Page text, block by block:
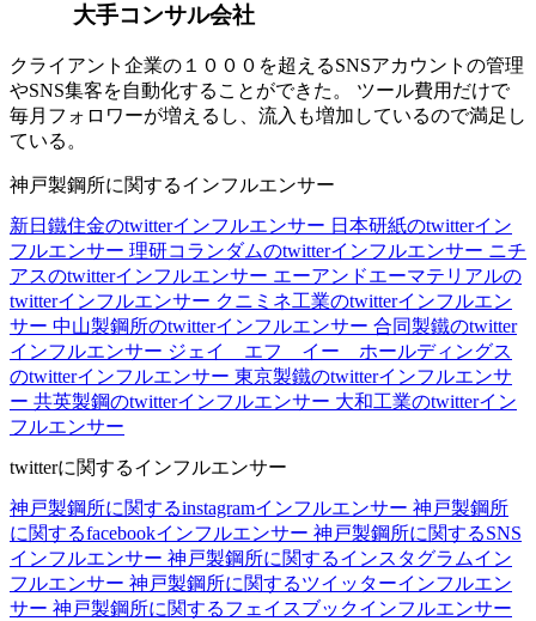
大手コンサル会社
クライアント企業の１０００を超えるSNSアカウントの管理
やSNS集客を自動化することができた。 ツール費用だけで
毎月フォロワーが増えるし、流入も増加しているので満足し
ている。
神戸製鋼所に関するインフルエンサー
新日鐵住金のtwitterインフルエンサー 日本研紙のtwitterイン
フルエンサー 理研コランダムのtwitterインフルエンサー ニチ
アスのtwitterインフルエンサー エーアンドエーマテリアルの
twitterインフルエンサー クニミネ工業のtwitterインフルエン
サー 中山製鋼所のtwitterインフルエンサー 合同製鐵のtwitter
インフルエンサー ジェイ エフ イー ホールディングス
のtwitterインフルエンサー 東京製鐵のtwitterインフルエンサ
ー 共英製鋼のtwitterインフルエンサー 大和工業のtwitterイン
フルエンサー
twitterに関するインフルエンサー
神戸製鋼所に関するinstagramインフルエンサー 神戸製鋼所
に関するfacebookインフルエンサー 神戸製鋼所に関するSNS
インフルエンサー 神戸製鋼所に関するインスタグラムイン
フルエンサー 神戸製鋼所に関するツイッターインフルエン
サー 神戸製鋼所に関するフェイスブックインフルエンサー